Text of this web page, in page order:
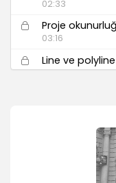
02:33
Proje
03:16
Line ve polyline
04:41
Alanini
Plan Çizimi